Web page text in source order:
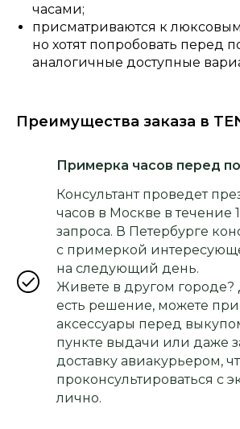
часами;
присматриваются к
но хотят попробовать перед
аналогичные доступные
Преимущества заказа в
Примерка часов перед
Консультант проведет
часов в Москве в течение
запроса. В Петербурге
с примеркой
на следующий день.
Живете в другом городе?
есть решение, можете
аксессуары перед
пункте выдачи или даже
доставку авиакурьером,
проконсультироваться с
лично.